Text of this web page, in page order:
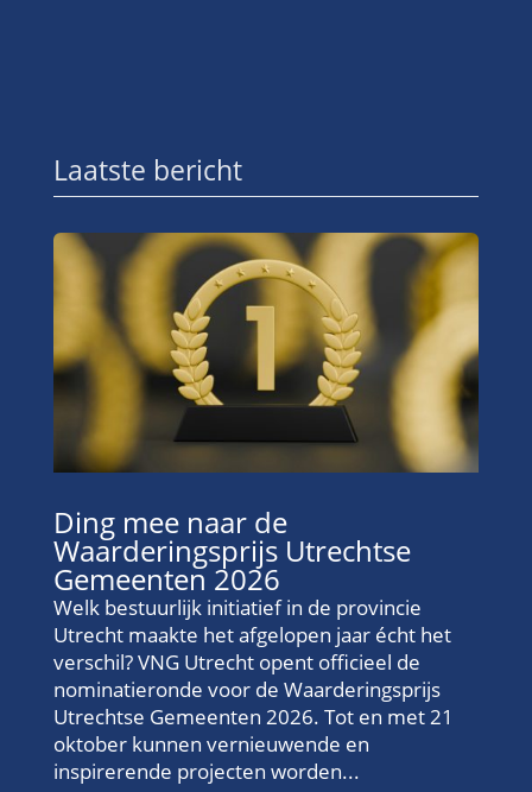
Laatste bericht
Ding mee naar de
Waarderingsprijs Utrechtse
Gemeenten 2026
Welk bestuurlijk initiatief in de provincie
Utrecht maakte het afgelopen jaar écht het
verschil? VNG Utrecht opent officieel de
nominatieronde voor de Waarderingsprijs
Utrechtse Gemeenten 2026. Tot en met 21
oktober kunnen vernieuwende en
inspirerende projecten worden...